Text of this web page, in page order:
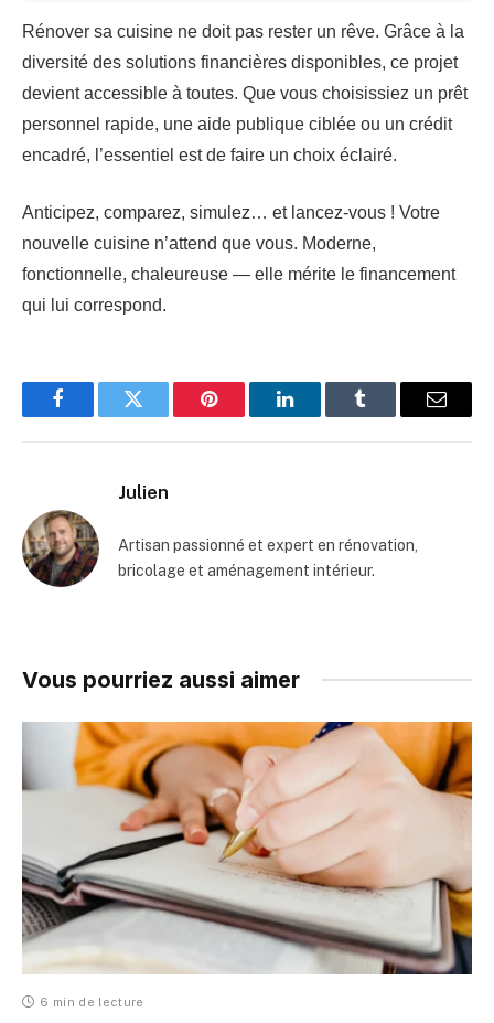
Rénover sa cuisine ne doit pas rester un rêve. Grâce à la
diversité des solutions financières disponibles, ce projet
devient accessible à toutes. Que vous choisissiez un prêt
personnel rapide, une aide publique ciblée ou un crédit
encadré, l’essentiel est de faire un choix éclairé.
Anticipez, comparez, simulez… et lancez-vous ! Votre
nouvelle cuisine n’attend que vous. Moderne,
fonctionnelle, chaleureuse — elle mérite le financement
qui lui correspond.
FacebookTwitter Pinterest LinkedInTumblr Email
Julien
Artisan passionné et expert en rénovation,
bricolage et aménagement intérieur.
Vous pourriez aussi aimer
6 min de lecture